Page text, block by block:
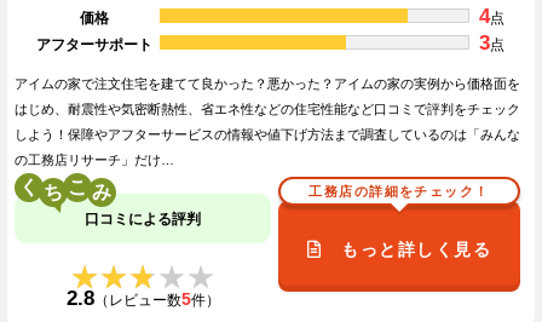
価格
4点
アフターサポート
3点
アイムの家で注文住宅を建てて良かった？悪かった？アイムの家の実例から価格面を
はじめ、耐震性や気密断熱性、省エネ性などの住宅性能など口コミで評判をチェック
しよう！保障やアフターサービスの情報や値下げ方法まで調査しているのは「みんな
の工務店リサーチ」だけ…
く こ
口コミによる評判
★★★★★
★★★★★
2.8（レビュー数5件）
工務店の詳細をチェック！
もっと詳しく見る